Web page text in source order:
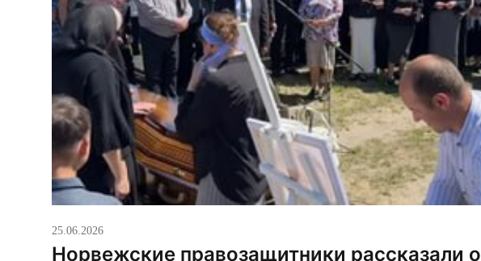
25.06.2026
Норвежские правозащитники рассказали о